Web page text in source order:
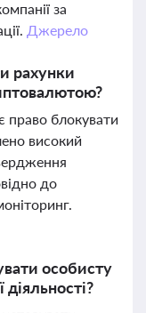
за
Джерело
рахунки
право блокувати
високий
до
особисту